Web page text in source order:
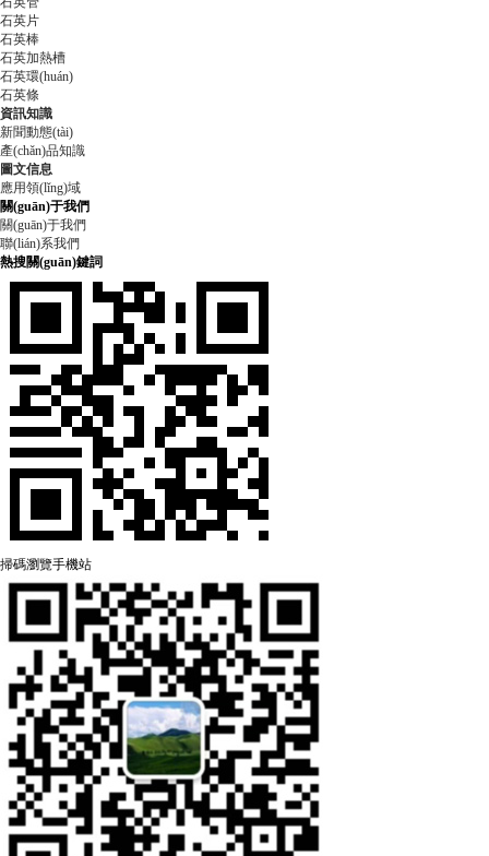
石英片
石英棒
石英加熱槽
石英環(huán)
石英條
資訊知識
新聞動態(tài)
產(chǎn)品知識
圖文信息
應用領(lǐng)域
關(guān)于我們
關(guān)于我們
聯(lián)系我們
熱搜關(guān)鍵詞
掃碼瀏覽手機站